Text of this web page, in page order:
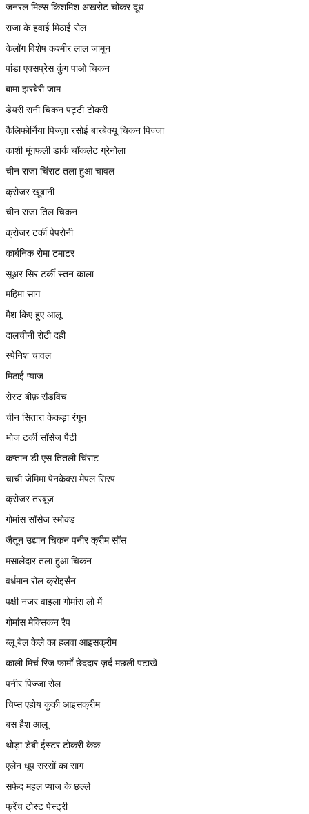
जनरल मिल्स किशमिश अखरोट चोकर दूध
राजा के हवाई मिठाई रोल
केलॉग विशेष कश्मीर लाल जामुन
पांडा एक्सप्रेस कुंग पाओ चिकन
बामा झरबेरी जाम
डेयरी रानी चिकन पट्टी टोकरी
कैलिफोर्निया पिज्ज़ा रसोई बारबेक्यू चिकन पिज्जा
काशी मूंगफली डार्क चॉकलेट ग्रेनोला
चीन राजा चिंराट तला हुआ चावल
क्रोजर खूबानी
चीन राजा तिल चिकन
क्रोजर टर्की पेपरोनी
कार्बनिक रोमा टमाटर
सूअर सिर टर्की स्तन काला
महिमा साग
मैश किए हुए आलू
दालचीनी रोटी दही
स्पेनिश चावल
मिठाई प्याज
रोस्ट बीफ़ सैंडविच
चीन सितारा केकड़ा रंगून
भोज टर्की सॉसेज पैटी
कप्तान डी एस तितली चिंराट
चाची जेमिमा पेनकेक्स मेपल सिरप
क्रोजर तरबूज
गोमांस सॉसेज स्मोक्ड
जैतून उद्यान चिकन पनीर क्रीम सॉस
मसालेदार तला हुआ चिकन
वर्धमान रोल क्रोइसैन
पक्षी नजर वाइला गोमांस लो में
गोमांस मेक्सिकन रैप
ब्लू बेल केले का हलवा आइसक्रीम
काली मिर्च रिज फार्मों छेददार ज़र्द मछली पटाखे
पनीर पिज्जा रोल
चिप्स एहोय कुकी आइसक्रीम
बस हैश आलू
थोड़ा डेबी ईस्टर टोकरी केक
एलेन धूप सरसों का साग
सफेद महल प्याज के छल्ले
फ्रेंच टोस्ट पेस्ट्री